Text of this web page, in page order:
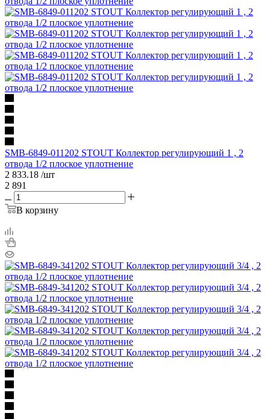
SMB-6849-011202 STOUT Коллектор регулирующий 1 , 2
отвода 1/2 плоское уплотнение
2 833.18 /шт
2 891
В корзину